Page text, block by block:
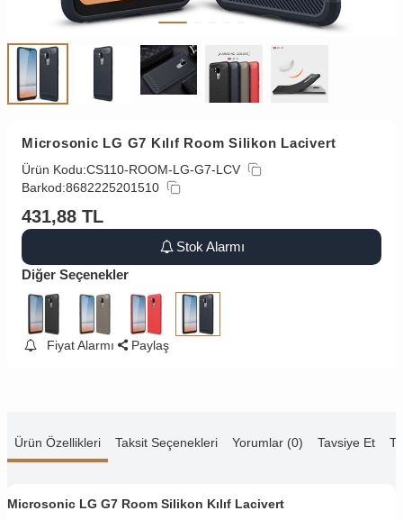
Microsonic LG G7 Kılıf Room Silikon Lacivert
Ürün Kodu:CS110-ROOM-LG-G7-LCV
Barkod:8682225201510
431,88 TL
Stok Alarmı
Diğer Seçenekler
Fiyat Alarmı Paylaş
Ürün Özellikleri Taksit Seçenekleri Yorumlar (0) Tavsiye Et
Microsonic LG G7 Room Silikon Kılıf Lacivert